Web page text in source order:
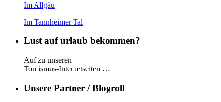
Im Allgäu
Im Tannheimer Tal
Lust auf urlaub bekommen?
Auf zu unseren
Tourismus-Internetseiten …
Unsere Partner / Blogroll